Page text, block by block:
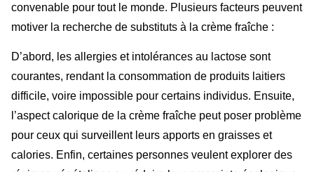
convenable pour tout le monde. Plusieurs facteurs peuvent
motiver la recherche de substituts à la crème fraîche :
D’abord, les allergies et intolérances au lactose sont
courantes, rendant la consommation de produits laitiers
difficile, voire impossible pour certains individus. Ensuite,
l’aspect calorique de la crème fraîche peut poser problème
pour ceux qui surveillent leurs apports en graisses et
calories. Enfin, certaines personnes veulent explorer des